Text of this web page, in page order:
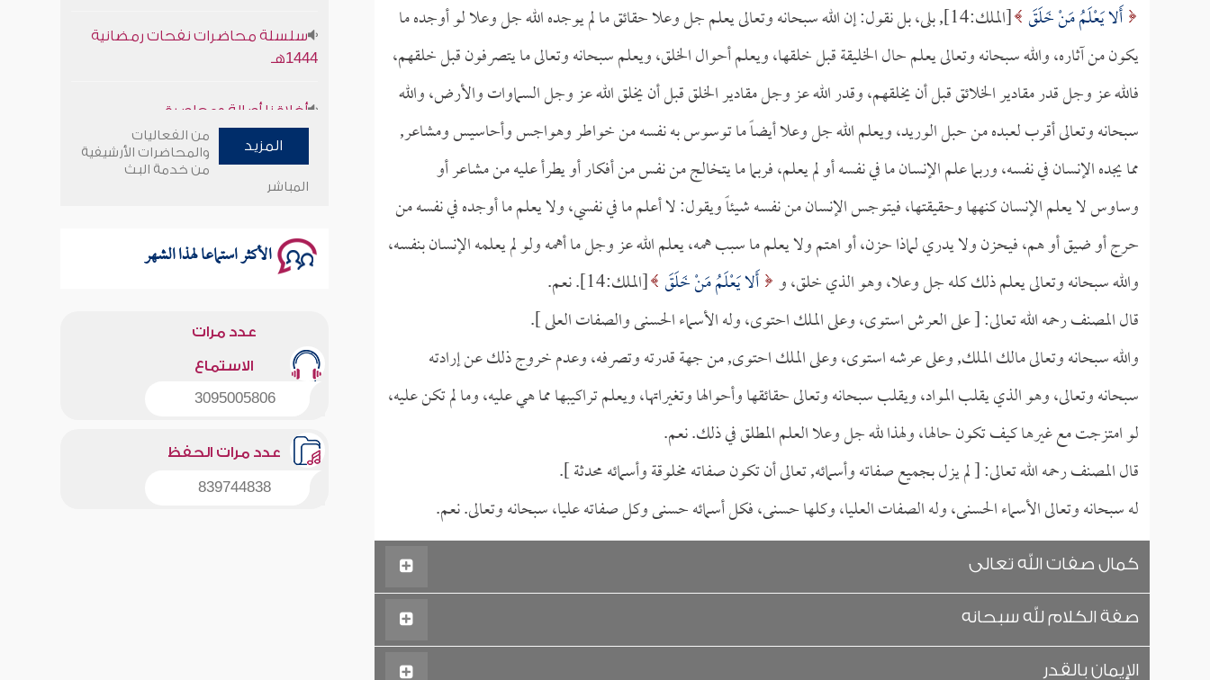
أَلا يَعْلَمُ مَنْ خَلَقَ
[الملك:14], بلى، بل نقول: إن الله سبحانه وتعالى يعلم جل وعلا حقائق ما لم يوجده الله جل وعلا لو أوجده ما
يكون من آثاره، والله سبحانه وتعالى يعلم حال الخليقة قبل خلقها، ويعلم أحوال الخلق، ويعلم سبحانه وتعالى ما يتصرفون قبل خلقهم،
فالله عز وجل قدر مقادير الخلائق قبل أن يخلقهم، وقدر الله عز وجل مقادير الخلق قبل أن يخلق الله عز وجل السماوات والأرض، والله
سبحانه وتعالى أقرب لعبده من حبل الوريد، ويعلم الله جل وعلا أيضاً ما توسوس به نفسه من خواطر وهواجس وأحاسيس ومشاعر,
مما يجده الإنسان في نفسه، وربما علم الإنسان ما في نفسه أو لم يعلم، فربما ما يتخالج من نفس من أفكار أو يطرأ عليه من مشاعر أو
وساوس لا يعلم الإنسان كنهها وحقيقتها، فيتوجس الإنسان من نفسه شيئاً ويقول: لا أعلم ما في نفسي، ولا يعلم ما أوجده في نفسه من
حرج أو ضيق أو هم، فيحزن ولا يدري لماذا حزن، أو اهتم ولا يعلم ما سبب همه، يعلم الله عز وجل ما أهمه ولو لم يعلمه الإنسان بنفسه،
والله سبحانه وتعالى يعلم ذلك كله جل وعلا، وهو الذي خلق، و أَلا يَعْلَمُ مَنْ خَلَقَ [الملك:14]. نعم.
قال المصنف رحمه الله تعالى: [ على العرش استوى، وعلى الملك احتوى، وله الأسماء الحسنى والصفات العلى ].
والله سبحانه وتعالى مالك الملك, وعلى عرشه استوى، وعلى الملك احتوى, من جهة قدرته وتصرفه، وعدم خروج ذلك عن إرادته
سبحانه وتعالى، وهو الذي يقلب المواد، ويقلب سبحانه وتعالى حقائقها وأحوالها وتغيراتها، ويعلم تراكيبها مما هي عليه، وما لم تكن عليه،
لو امتزجت مع غيرها كيف تكون حالها، ولهذا لله جل وعلا العلم المطلق في ذلك. نعم.
قال المصنف رحمه الله تعالى: [ لم يزل بجميع صفاته وأسمائه, تعالى أن تكون صفاته مخلوقة وأسمائه محدثة ].
له سبحانه وتعالى الأسماء الحسنى، وله الصفات العليا، وكلها حسنى، فكل أسمائه حسنى وكل صفاته عليا، سبحانه وتعالى. نعم.
كمال صفات الله تعالى
صفة الكلام لله سبحانه
الإيمان بالقدر
1444هـ
وأمنهم من خوف 9
سلسلة محاضرات نفحات رمضانية
المزيد
من الفعاليات
والمحاضرات الأرشيفية
من خدمة البث
المباشر
الأكثر استماعا لهذا الشهر
عدد مرات
الاستماع
3095005806
عدد مرات الحفظ
839744838